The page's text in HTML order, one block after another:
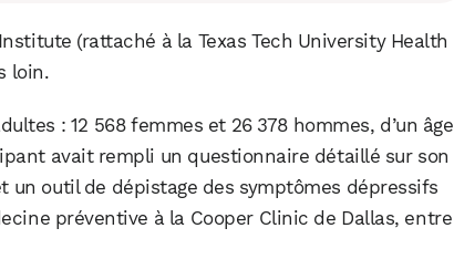
(rattaché à la Texas Tech University Health
loin.
: 12 568 femmes et 26 378 hommes, d’un âge
avait rempli un questionnaire détaillé sur son
outil de dépistage des symptômes dépressifs
préventive à la Cooper Clinic de Dallas, entre